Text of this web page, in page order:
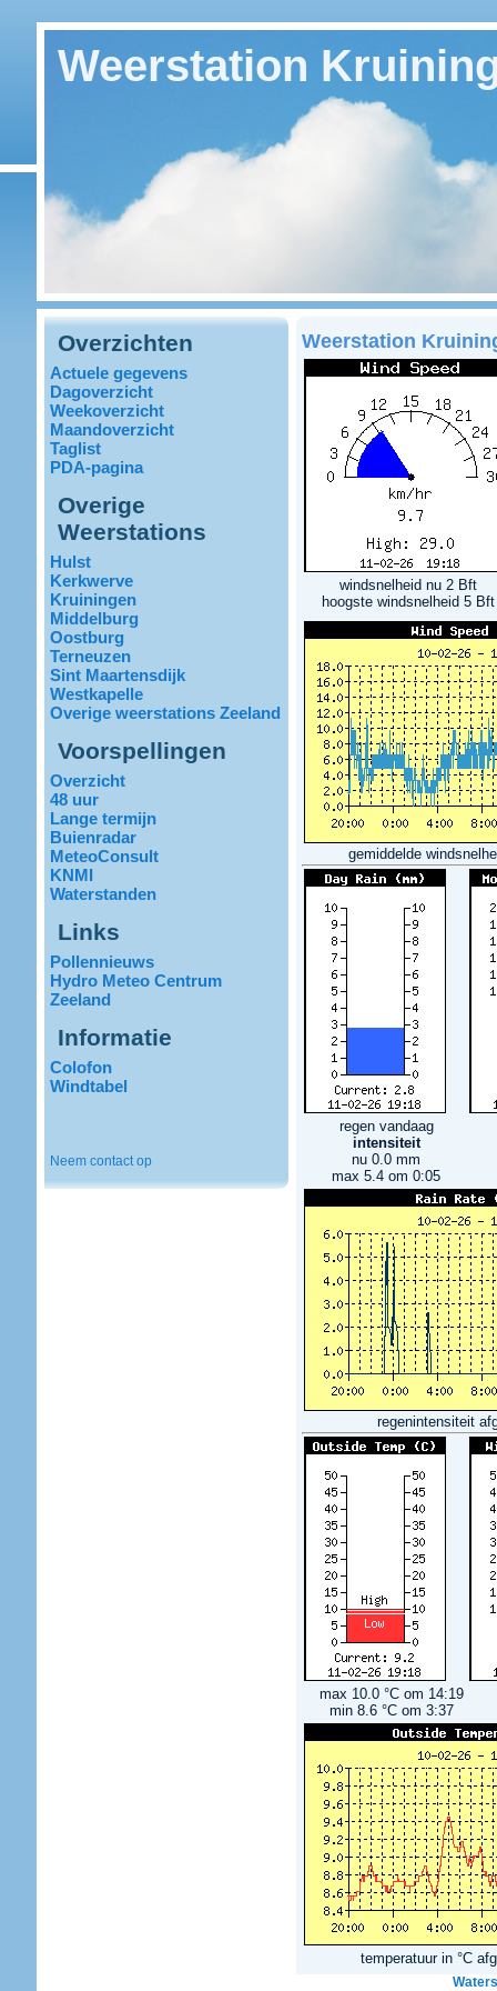
Weerstation
Overzichten
Actuele gegevens
Dagoverzicht
Weekoverzicht
Maandoverzicht
Taglist
PDA-pagina
Overige
Weerstations
Hulst
Kerkwerve
Kruiningen
Middelburg
Oostburg
Terneuzen
Sint Maartensdijk
Westkapelle
Overige weerstations Zeeland
Voorspellingen
Overzicht
48 uur
Lange termijn
Buienradar
MeteoConsult
KNMI
Waterstanden
Links
Pollennieuws
Hydro Meteo Centrum
Zeeland
Informatie
Colofon
Windtabel
Neem contact op
Weerstation
windsnelheid nu 2 Bft
hoogste windsnelheid 5 Bft
gemiddelde
regen vandaag
intensiteit
nu 0.0 mm
max 5.4 om 0:05
regenintensiteit
max 10.0 °C om 14:19
min 8.6 °C om 3:37
temperatuur in °C